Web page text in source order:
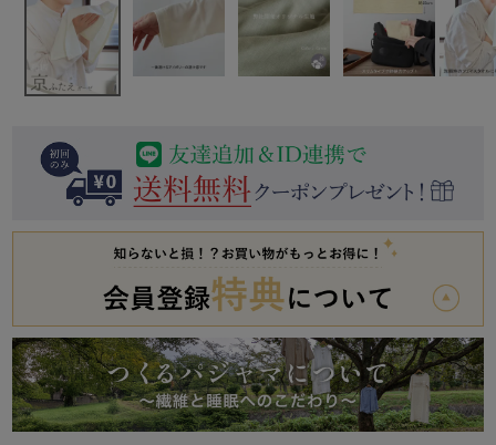
春 夏 秋 冬
ボーイズパジャマ
売れ筋ランキング
すべての生地一覧はこちら
目的別でさがす一覧はこちら
前開き かぶり スリーパー
作務衣
羽織・バスロ
ーブ
上着単品
ズボン単品